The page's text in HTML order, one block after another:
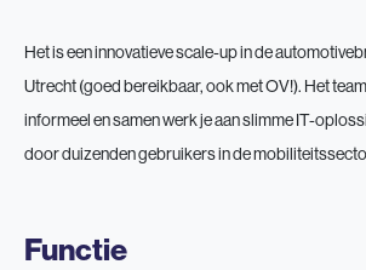
Het is een innovatieve scale-up in de
Utrecht (goed bereikbaar, ook met OV!). Het
informeel en samen werk je aan slimme IT-
door duizenden gebruikers in de
Functie